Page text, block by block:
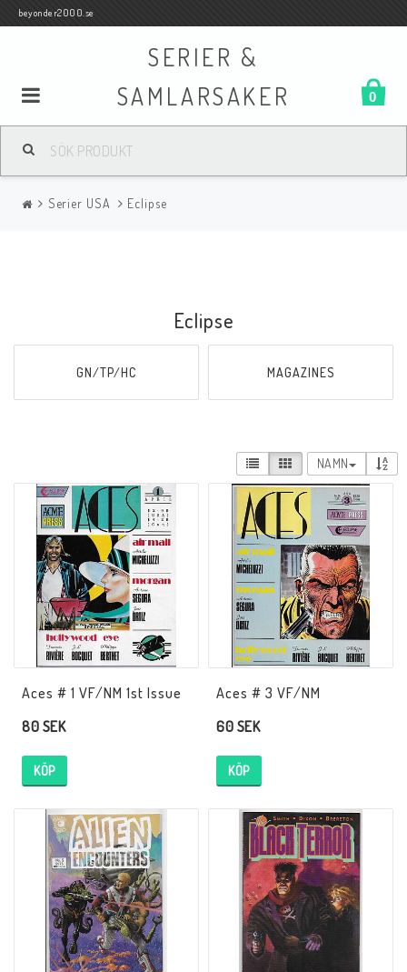
beyonder2000.se
SERIER &
SAMLARSAKER
0
Samlar- och Spelkort
Film
Mynt och Sedlar
Samlar- och Spelkort
Samlartillbehör
Serier Sverige
Serier USA
Butik på Tradera.com
Kontaktformulär
Inkl. Moms
Serier USA Eclipse
Eclipse
GN/TP/HC MAGAZINES
NAMN
Aces # 1 VF/NM 1st Issue
80 SEK
KÖP
Aces # 3 VF/NM
60 SEK
KÖP